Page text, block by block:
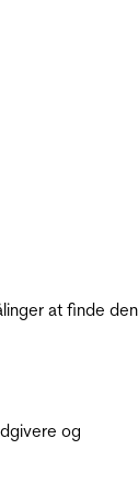
at finde den
og